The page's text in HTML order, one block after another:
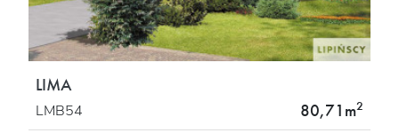
LIMA
LMB54 80,71m2